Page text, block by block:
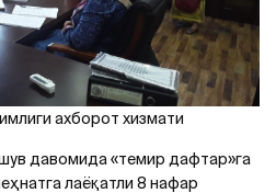
ахборот хизмати
давомида «темир дафтар»га
лаёқатли 8 нафар